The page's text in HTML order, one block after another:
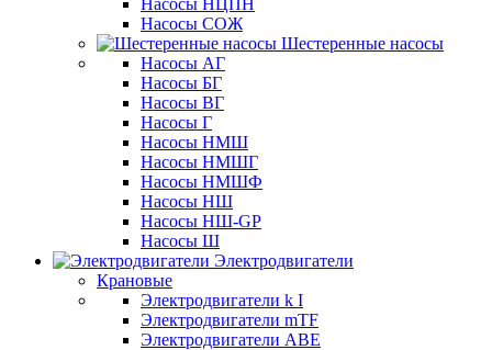
Насосы НЦПН
Насосы СОЖ
Шестеренные насосы
Насосы АГ
Насосы БГ
Насосы ВГ
Насосы Г
Насосы НМШ
Насосы НМШГ
Насосы НМШФ
Насосы НШ
Насосы НШ-GP
Насосы Ш
Электродвигатели
Крановые
Электродвигатели k I
Электродвигатели mTF
Электродвигатели АВЕ